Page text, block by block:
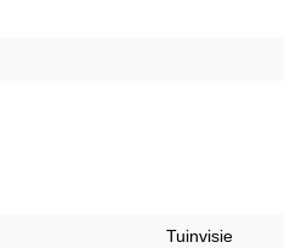
Tuinvisie